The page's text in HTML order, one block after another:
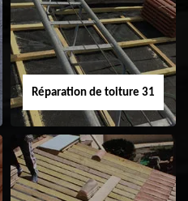
demoussage de
toiture 31
Réparation de toiture 31